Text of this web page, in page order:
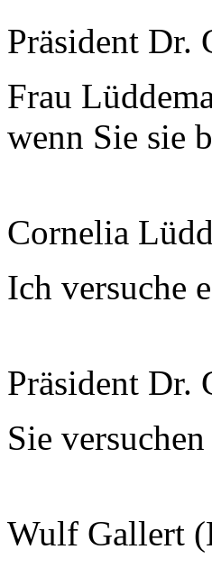
Präsident Dr.
Frau
wenn Sie sie
Cornelia
Ich versuche
Präsident Dr.
Sie
Wulf Gallert